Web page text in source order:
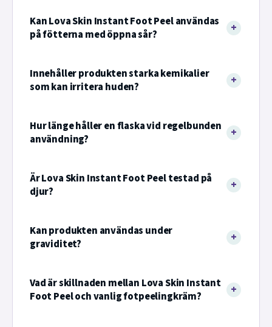
Kan Lova Skin Instant Foot Peel användas
på fötterna med öppna sår?
Innehåller produkten starka kemikalier
som kan irritera huden?
Hur länge håller en flaska vid regelbunden
användning?
Är Lova Skin Instant Foot Peel testad på
djur?
Kan produkten användas under
graviditet?
Vad är skillnaden mellan Lova Skin Instant
Foot Peel och vanlig fotpeelingkräm?